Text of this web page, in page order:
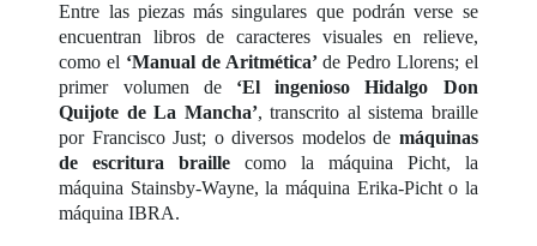
Entre las piezas más singulares que podrán verse se
encuentran libros de caracteres visuales en relieve,
como el ‘Manual de Aritmética’de Pedro Llorens; el
primer volumen de ‘El ingenioso Hidalgo Don
Quijote de La Mancha’, transcrito al sistema braille
por Francisco Just; o diversos modelos de máquinas
de escritura braille como la máquina Picht, la
máquina Stainsby-Wayne, la máquina Erika-Picht o la
máquina IBRA.